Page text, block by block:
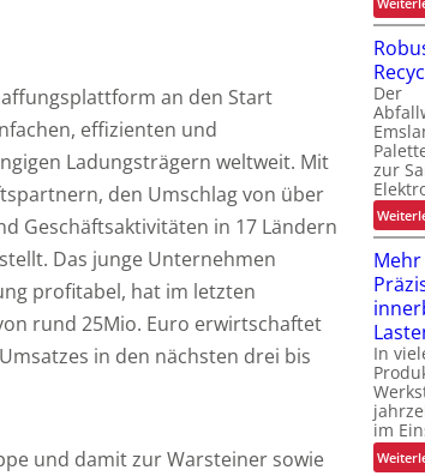
an den Start
effizienten und
Ladungsträgern weltweit. Mit
den Umschlag von über
Geschäftsaktivitäten in 17 Ländern
Das junge Unternehmen
profitabel, hat im letzten
rund 25Mio. Euro erwirtschaftet
in den nächsten drei bis
und damit zur Warsteiner sowie
z
i
t
e
n
Der
zur
In
im